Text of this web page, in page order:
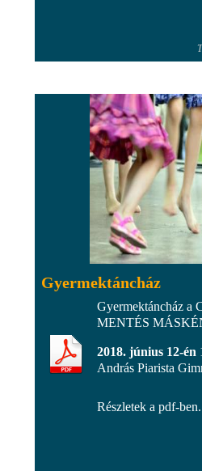
Gyermektáncház
Gyermektáncház a
MENTÉS
2018. június 12-én
András Piarista
Részletek a pdf-ben.